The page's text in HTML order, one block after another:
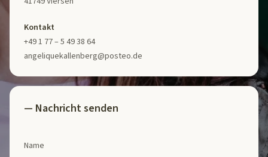
Kontakt
+49 1 77 – 5 49 38 64
angeliquekallenberg@posteo.de
— Nachricht senden